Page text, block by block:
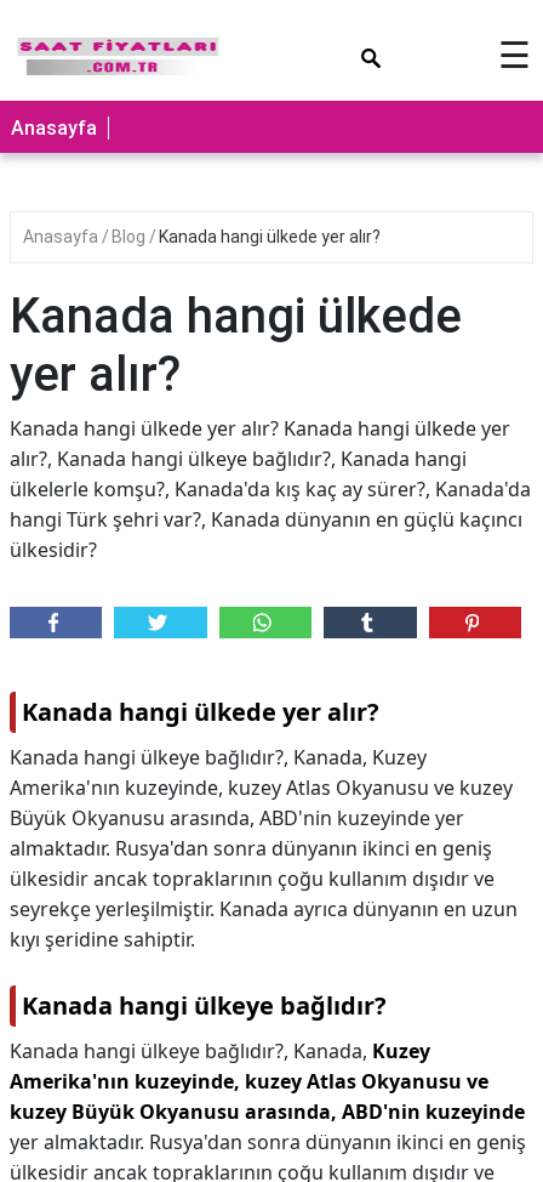
☰
Anasayfa
Anasayfa Blog Kanada hangi ülkede yer alır?
Kanada hangi ülkede
yer alır?
Kanada hangi ülkede yer alır? Kanada hangi ülkede yer
alır?, Kanada hangi ülkeye bağlıdır?, Kanada hangi
ülkelerle komşu?, Kanada'da kış kaç ay sürer?, Kanada'da
hangi Türk şehri var?, Kanada dünyanın en güçlü kaçıncı
ülkesidir?
Kanada hangi ülkede yer alır?
Kanada hangi ülkeye bağlıdır?, Kanada, Kuzey
Amerika'nın kuzeyinde, kuzey Atlas Okyanusu ve kuzey
Büyük Okyanusu arasında, ABD'nin kuzeyinde yer
almaktadır. Rusya'dan sonra dünyanın ikinci en geniş
ülkesidir ancak topraklarının çoğu kullanım dışıdır ve
seyrekçe yerleşilmiştir. Kanada ayrıca dünyanın en uzun
kıyı şeridine sahiptir.
Kanada hangi ülkeye bağlıdır?
Kanada hangi ülkeye bağlıdır?, Kanada, Kuzey
Amerika'nın kuzeyinde, kuzey Atlas Okyanusu ve
kuzey Büyük Okyanusu arasında, ABD'nin kuzeyinde
yer almaktadır. Rusya'dan sonra dünyanın ikinci en geniş
ülkesidir ancak topraklarının çoğu kullanım dışıdır ve